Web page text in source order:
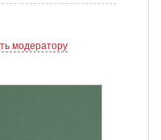
модератору